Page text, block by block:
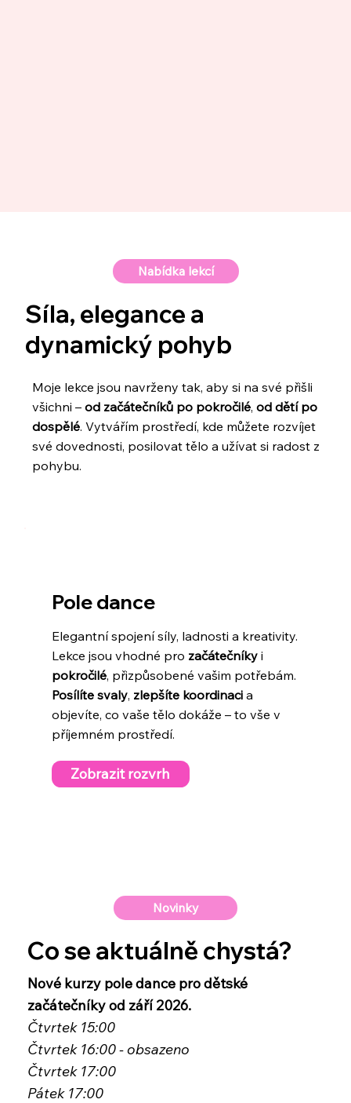
Nabídka lekcí
Síla, elegance a
dynamický pohyb
Moje lekce jsou navrženy tak, aby si na své přišli
všichni – od začátečníků po pokročilé, od dětí po
dospělé. Vytvářím prostředí, kde můžete rozvíjet
své dovednosti, posilovat tělo a užívat si radost z
pohybu.
Pole dance
Elegantní spojení síly, ladnosti a kreativity.
Lekce jsou vhodné pro začátečníkyi
pokročilé, přizpůsobené vašim potřebám.
Posílíte svaly, zlepšíte koordinacia
objevíte, co vaše tělo dokáže – to vše v
příjemném prostředí.
Zobrazit rozvrh
Novinky
Co se aktuálně chystá?
Nové kurzy pole dance pro dětské
začátečníky od září 2026.
Čtvrtek 15:00
Čtvrtek 16:00 - obsazeno
Čtvrtek 17:00
Pátek 17:00